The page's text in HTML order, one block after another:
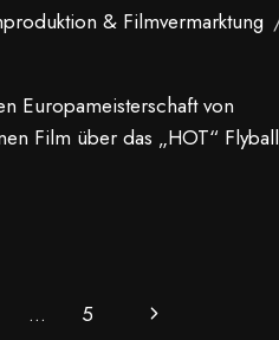
& Filmvermarktung
Europameisterschaft von
Film über das „HOT“ Flyball
… 5 Next